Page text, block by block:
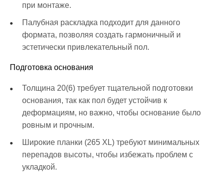
при монтаже.
Палубная раскладка подходит для данного
формата, позволяя создать гармоничный и
эстетически привлекательный пол.
Подготовка основания
Толщина 20(6) требует тщательной подготовки
основания, так как пол будет устойчив к
деформациям, но важно, чтобы основание было
ровным и прочным.
Широкие планки (265 XL) требуют минимальных
перепадов высоты, чтобы избежать проблем с
укладкой.